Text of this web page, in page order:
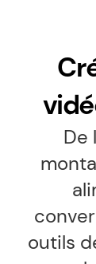
De
outils